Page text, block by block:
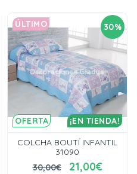
30%
OFERTA ¡EN TIENDA!
ÚLTIMO
COLCHA BOUTÍ INFANTIL
31090
30,00€
21,00€